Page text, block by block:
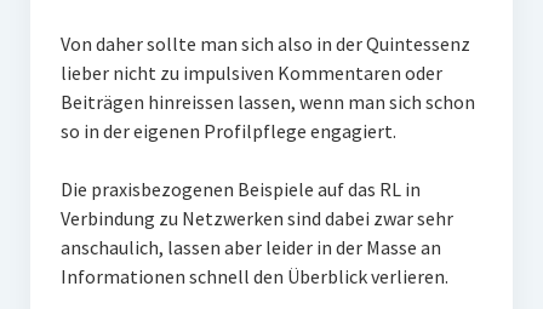
Von daher sollte man sich also in der Quintessenz
lieber nicht zu impulsiven Kommentaren oder
Beiträgen hinreissen lassen, wenn man sich schon
so in der eigenen Profilpflege engagiert.
Die praxisbezogenen Beispiele auf das RL in
Verbindung zu Netzwerken sind dabei zwar sehr
anschaulich, lassen aber leider in der Masse an
Informationen schnell den Überblick verlieren.